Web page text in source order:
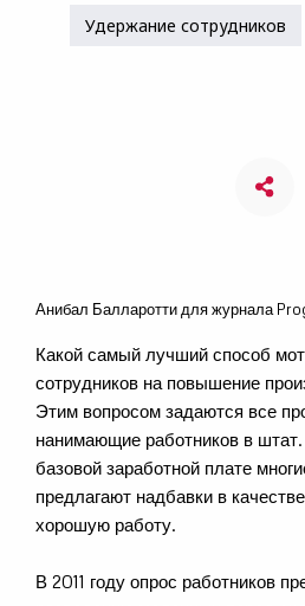
Удержание сотрудников
Анибал Балларотти для журнала
Какой самый лучший способ
сотрудников на повышение
Этим вопросом задаются все
нанимающие работников в
базовой заработной плате
предлагают надбавки в
хорошую работу.
В 2011 году опрос работников